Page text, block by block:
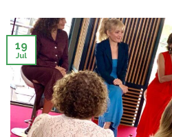
19
Jul